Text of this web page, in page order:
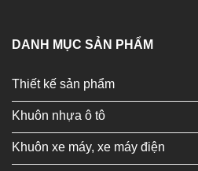
DANH MỤC SẢN PHẨM
Thiết kế sản phẩm
Khuôn nhựa ô tô
Khuôn xe máy, xe máy điện